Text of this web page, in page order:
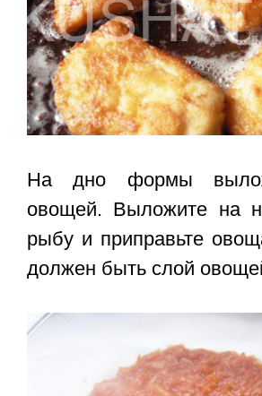
На дно формы
овощей. Выложите на
рыбу и приправьте
должен быть слой